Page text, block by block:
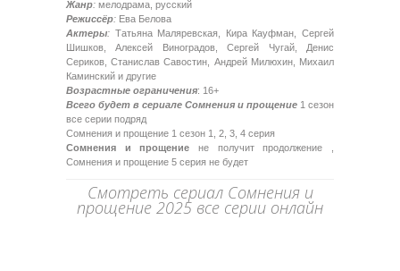
Жанр: мелодрама, русский
Режиссёр: Ева Белова
Актеры: Татьяна Маляревская, Кира Кауфман, Сергей
Шишков, Алексей Виноградов, Сергей Чугай, Денис
Сериков, Станислав Савостин, Андрей Милюхин, Михаил
Каминский и другие
Возрастные ограничения: 16+
Всего будет в сериале Сомнения и прощение 1 сезон
все серии подряд
Сомнения и прощение 1 сезон 1, 2, 3, 4 серия
Сомнения и прощение не получит продолжение ,
Сомнения и прощение 5 серия не будет
Смотреть сериал Сомнения и
прощение 2025 все серии онлайн